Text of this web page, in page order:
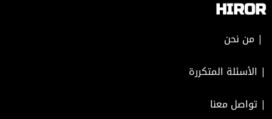
HIROR
| من نحن
| الأسئلة المتكررة
| تواصل معنا